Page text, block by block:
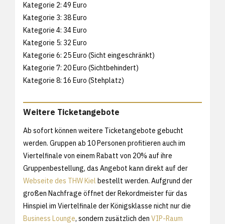
Kategorie 2: 49 Euro
Kategorie 3: 38 Euro
Kategorie 4: 34 Euro
Kategorie 5: 32 Euro
Kategorie 6: 25 Euro (Sicht eingeschränkt)
Kategorie 7: 20 Euro (Sichtbehindert)
Kategorie 8: 16 Euro (Stehplatz)
Weitere Ticketangebote
Ab sofort können weitere Ticketangebote gebucht
werden. Gruppen ab 10 Personen profitieren auch im
Viertelfinale von einem Rabatt von 20% auf ihre
Gruppenbestellung, das Angebot kann direkt auf der
Webseite des THW Kiel bestellt werden. Aufgrund der
großen Nachfrage öffnet der Rekordmeister für das
Hinspiel im Viertelfinale der Königsklasse nicht nur die
Business Lounge, sondern zusätzlich den VIP-Raum